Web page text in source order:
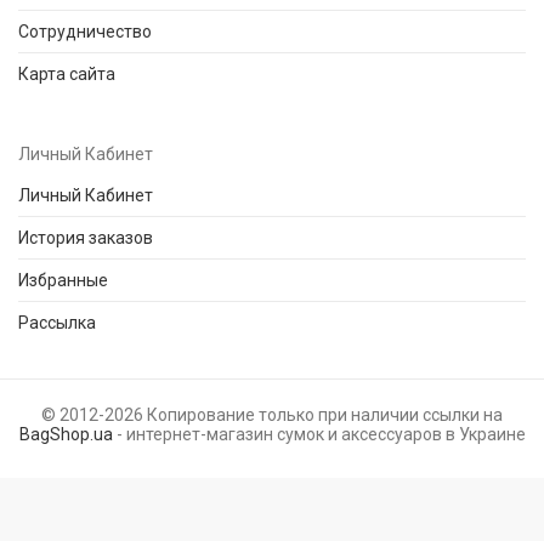
Сотрудничество
Карта сайта
Личный Кабинет
Личный Кабинет
История заказов
Избранные
Рассылка
© 2012-2026 Копирование только при наличии ссылки на
BagShop.ua - интернет-магазин сумок и аксессуаров в Украине